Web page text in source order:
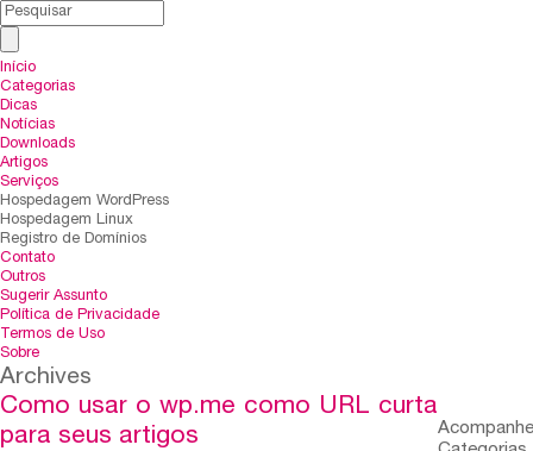
Início
Categorias
Dicas
Notícias
Downloads
Artigos
Serviços
Hospedagem WordPress
Hospedagem Linux
Registro de Domínios
Contato
Outros
Sugerir Assunto
Política de Privacidade
Termos de Uso
Sobre
Archives
Acompanhe
Como usar o wp.me como URL curta
para seus artigos